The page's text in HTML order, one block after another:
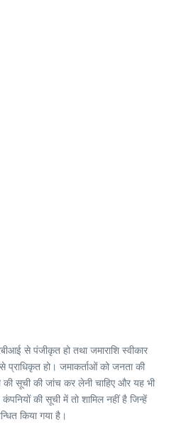
से पंजीकृत हो तथा जमाराशि स्वीकार
प्राधिकृत हो। जमाकर्ताओं को जनता की
की सूची की जांच कर लेनी चाहिए और यह भी
की सूची में तो शामिल नहीं है जिन्हें
किया गया है।